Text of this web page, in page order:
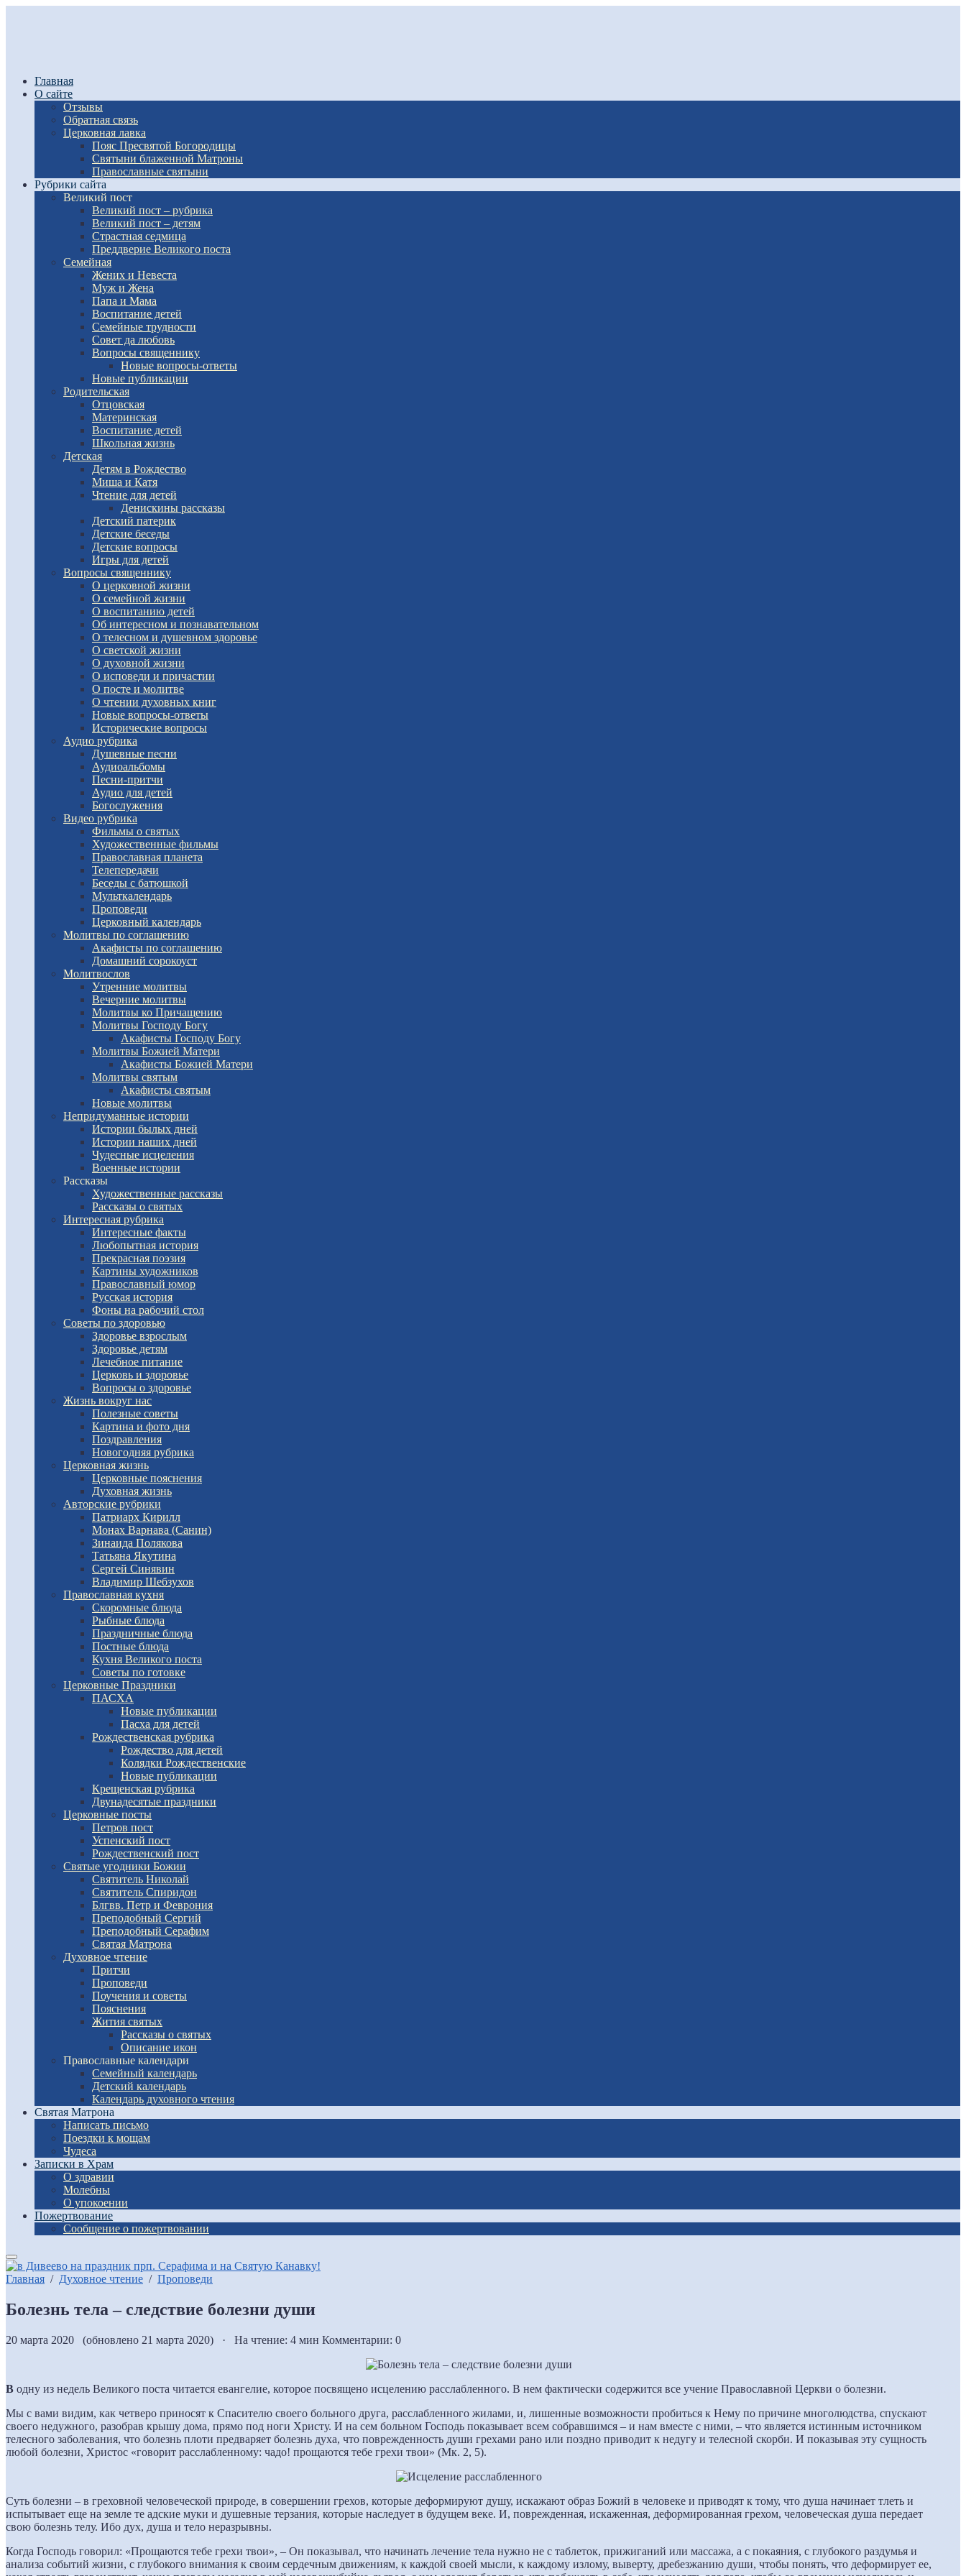
Главная
О сайте
Отзывы
Обратная связь
Церковная лавка
Пояс Пресвятой Богородицы
Святыни блаженной Матроны
Православные святыни
Рубрики сайта
Великий пост
Великий пост – рубрика
Великий пост – детям
Страстная седмица
Преддверие Великого поста
Семейная
Жених и Невеста
Муж и Жена
Папа и Мама
Воспитание детей
Семейные трудности
Совет да любовь
Вопросы священнику
Новые вопросы-ответы
Новые публикации
Родительская
Отцовская
Материнская
Воспитание детей
Школьная жизнь
Детская
Детям в Рождество
Миша и Катя
Чтение для детей
Денискины рассказы
Детский патерик
Детские беседы
Детские вопросы
Игры для детей
Вопросы священнику
О церковной жизни
О семейной жизни
О воспитанию детей
Об интересном и познавательном
О телесном и душевном здоровье
О светской жизни
О духовной жизни
О исповеди и причастии
О посте и молитве
О чтении духовных книг
Новые вопросы-ответы
Исторические вопросы
Аудио рубрика
Душевные песни
Аудиоальбомы
Песни-притчи
Аудио для детей
Богослужения
Видео рубрика
Фильмы о святых
Художественные фильмы
Православная планета
Телепередачи
Беседы с батюшкой
Мульткалендарь
Проповеди
Церковный календарь
Молитвы по соглашению
Акафисты по соглашению
Домашний сорокоуст
Молитвослов
Утренние молитвы
Вечерние молитвы
Молитвы ко Причащению
Молитвы Господу Богу
Акафисты Господу Богу
Молитвы Божией Матери
Акафисты Божией Матери
Молитвы святым
Акафисты святым
Новые молитвы
Непридуманные истории
Истории былых дней
Истории наших дней
Чудесные исцеления
Военные истории
Рассказы
Художественные рассказы
Рассказы о святых
Интересная рубрика
Интересные факты
Любопытная история
Прекрасная поэзия
Картины художников
Православный юмор
Русская история
Фоны на рабочий стол
Советы по здоровью
Здоровье взрослым
Здоровье детям
Лечебное питание
Церковь и здоровье
Вопросы о здоровье
Жизнь вокруг нас
Полезные советы
Картина и фото дня
Поздравления
Новогодняя рубрика
Церковная жизнь
Церковные пояснения
Духовная жизнь
Авторские рубрики
Патриарх Кирилл
Монах Варнава (Санин)
Зинаида Полякова
Татьяна Якутина
Сергей Синявин
Владимир Шебзухов
Православная кухня
Скоромные блюда
Рыбные блюда
Праздничные блюда
Постные блюда
Кухня Великого поста
Советы по готовке
Церковные Праздники
ПАСХА
Новые публикации
Пасха для детей
Рождественская рубрика
Рождество для детей
Колядки Рождественские
Новые публикации
Крещенская рубрика
Двунадесятые праздники
Церковные посты
Петров пост
Успенский пост
Рождественский пост
Святые угодники Божии
Святитель Николай
Святитель Спиридон
Блгвв. Петр и Феврония
Преподобный Сергий
Преподобный Серафим
Святая Матрона
Духовное чтение
Притчи
Проповеди
Поучения и советы
Пояснения
Жития святых
Рассказы о святых
Описание икон
Православные календари
Семейный календарь
Детский календарь
Календарь духовного чтения
Святая Матрона
Написать письмо
Поездки к мощам
Чудеса
Записки в Храм
О здравии
Молебны
О упокоении
Пожертвование
Сообщение о пожертвовании
Главная / Духовное чтение / Проповеди
Болезнь тела – следствие болезни души
20 марта 2020 (обновлено 21 марта 2020) · На чтение: 4 мин Комментарии: 0
В одну из недель Великого поста читается евангелие, которое посвящено исцелению расслабленного. В нем фактически содержится все учение Православной Церкви о болезни.
Мы с вами видим, как четверо приносят к Спасителю своего больного друга, расслабленного жилами, и, лишенные возможности пробиться к Нему по причине многолюдства, спускают
своего недужного, разобрав крышу дома, прямо под ноги Христу. И на сем больном Господь показывает всем собравшимся – и нам вместе с ними, – что является истинным источником
телесного заболевания, что болезнь плоти предваряет болезнь духа, что поврежденность души грехами рано или поздно приводит к недугу и телесной скорби. И показывая эту сущность
любой болезни, Христос «говорит расслабленному: чадо! прощаются тебе грехи твои» (Мк. 2, 5).
Суть болезни – в греховной человеческой природе, в совершении грехов, которые деформируют душу, искажают образ Божий в человеке и приводят к тому, что душа начинает тлеть и
испытывает еще на земле те адские муки и душевные терзания, которые наследует в будущем веке. И, поврежденная, искаженная, деформированная грехом, человеческая душа передает
свою болезнь телу. Ибо дух, душа и тело неразрывны.
Когда Господь говорил: «Прощаются тебе грехи твои», – Он показывал, что начинать лечение тела нужно не с таблеток, прижиганий или массажа, а с покаяния, с глубокого раздумья и
анализа событий жизни, с глубокого внимания к своим сердечным движениям, к каждой своей мысли, к каждому излому, выверту, дребезжанию души, чтобы понять, что деформирует ее,